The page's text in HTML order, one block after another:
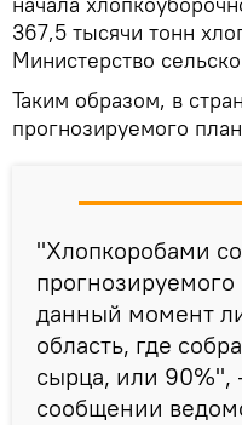
367,5 тысячи тонн
Министерство
Таким образом, в
прогнозируемого
"Хлопкоробами
данный момент
область, где
сырца, или 90%",
сообщении